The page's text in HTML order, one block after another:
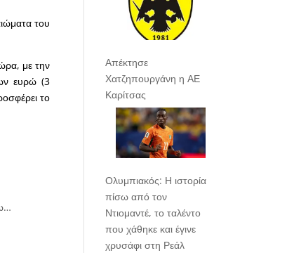
του
με την
ευρώ (3
το
Απέκτησε
Χατζηπουργάνη η ΑΕ
Καρίτσας
Ολυμπιακός: Η ιστορία
πίσω από τον
Ντιομαντέ, το ταλέντο
που χάθηκε και έγινε
χρυσάφι στη Ρεάλ